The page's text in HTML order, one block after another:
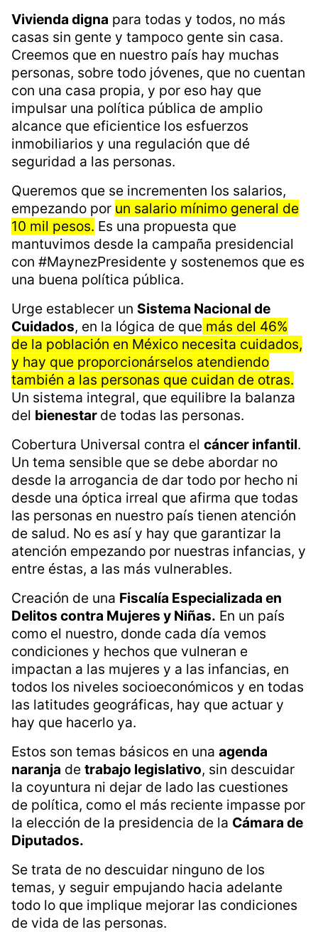
Vivienda digna para todas y todos, no más
casas sin gente y tampoco gente sin casa.
Creemos que en nuestro país hay muchas
personas, sobre todo jóvenes, que no cuentan
con una casa propia, y por eso hay que
impulsar una política pública de amplio
alcance que eficientice los esfuerzos
inmobiliarios y una regulación que dé
seguridad a las personas.
Queremos que se incrementen los salarios,
empezando por un salario mínimo general de
10 mil pesos. Es una propuesta que
mantuvimos desde la campaña presidencial
con #MaynezPresidente y sostenemos que es
una buena política pública.
Urge establecer un Sistema Nacional de
Cuidados, en la lógica de que más del 46%
de la población en México necesita cuidados,
y hay que proporcionárselos atendiendo
también a las personas que cuidan de otras.
Un sistema integral, que equilibre la balanza
del bienestar de todas las personas.
Cobertura Universal contra el cáncer infantil.
Un tema sensible que se debe abordar no
desde la arrogancia de dar todo por hecho ni
desde una óptica irreal que afirma que todas
las personas en nuestro país tienen atención
de salud. No es así y hay que garantizar la
atención empezando por nuestras infancias, y
entre éstas, a las más vulnerables.
Creación de una Fiscalía Especializada en
Delitos contra Mujeres y Niñas. En un país
como el nuestro, donde cada día vemos
condiciones y hechos que vulneran e
impactan a las mujeres y a las infancias, en
todos los niveles socioeconómicos y en todas
las latitudes geográficas, hay que actuar y
hay que hacerlo ya.
Estos son temas básicos en una agenda
naranja de trabajo legislativo, sin descuidar
la coyuntura ni dejar de lado las cuestiones
de política, como el más reciente impasse por
la elección de la presidencia de la Cámara de
Diputados.
Se trata de no descuidar ninguno de los
temas, y seguir empujando hacia adelante
todo lo que implique mejorar las condiciones
de vida de las personas.